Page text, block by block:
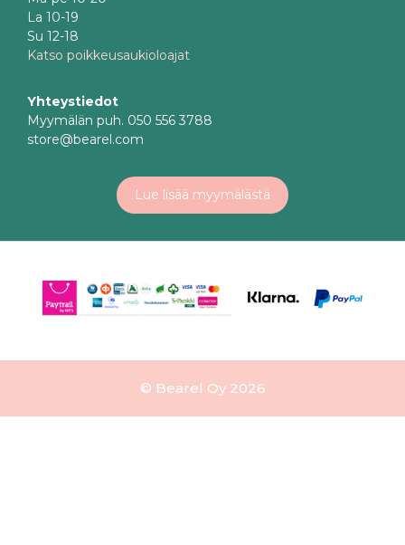
La 10-19
Su 12-18
Katso poikkeusaukioloajat
Yhteystiedot
Myymälän puh. 050 556 3788
store@bearel.com
Lue lisää myymälästä
© Bearel Oy 2026